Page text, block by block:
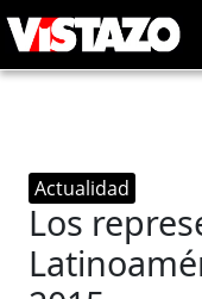
Actualidad
Los